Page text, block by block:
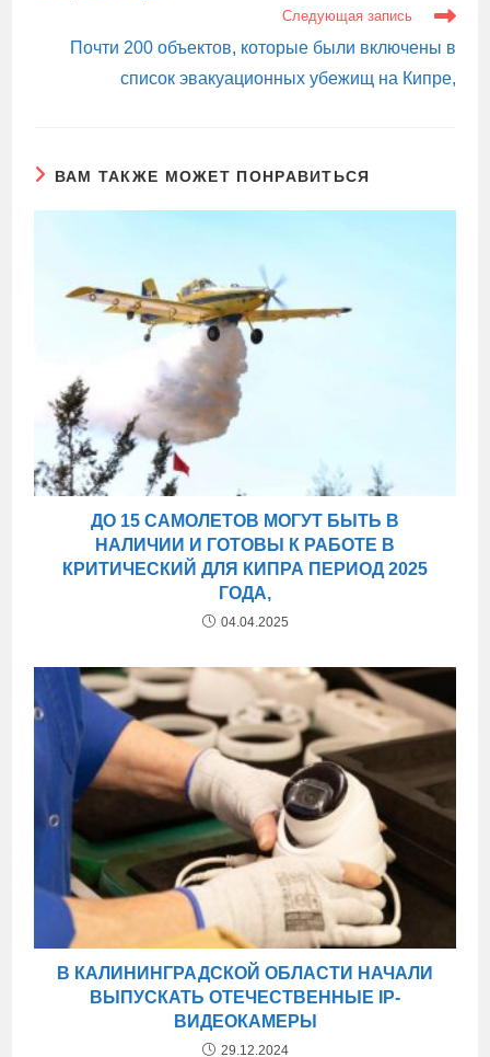
Следующая запись
Почти 200 объектов, которые были включены в
список эвакуационных убежищ на Кипре,
ВАМ ТАКЖЕ МОЖЕТ ПОНРАВИТЬСЯ
ДО 15 САМОЛЕТОВ МОГУТ БЫТЬ В
НАЛИЧИИ И ГОТОВЫ К РАБОТЕ В
КРИТИЧЕСКИЙ ДЛЯ КИПРА ПЕРИОД 2025
ГОДА,
04.04.2025
В КАЛИНИНГРАДСКОЙ ОБЛАСТИ НАЧАЛИ
ВЫПУСКАТЬ ОТЕЧЕСТВЕННЫЕ IP-
ВИДЕОКАМЕРЫ
29.12.2024